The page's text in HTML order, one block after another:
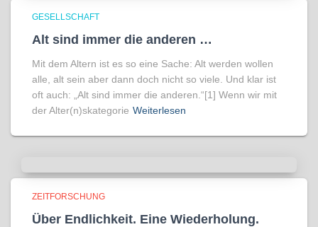
GESELLSCHAFT
Alt sind immer die anderen …
Mit dem Altern ist es so eine Sache: Alt werden wollen
alle, alt sein aber dann doch nicht so viele. Und klar ist
oft auch: „Alt sind immer die anderen.“[1] Wenn wir mit
der Alter(n)skategorie Weiterlesen
ZEITFORSCHUNG
Über Endlichkeit. Eine Wiederholung.